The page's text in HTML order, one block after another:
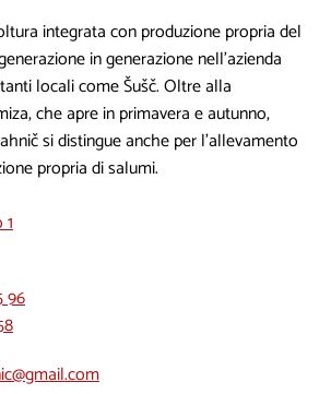
integrata con produzione propria del
in generazione nell’azienda
locali come Šušč. Oltre alla
che apre in primavera e autunno,
si distingue anche per l’allevamento
propria di salumi.
96